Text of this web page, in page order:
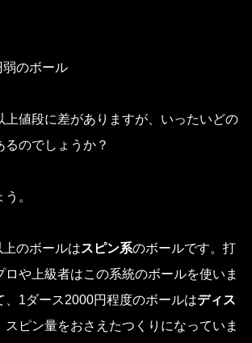
弱のボール
上値段に差がありますが、いったいどの
るのでしょうか？
。
のボールはスピン系のボールです。打
ロや上級者はこの系統のボールを使いま
、1ダース2000円程度のボールはディス
スピン量をおさえたつくりになっていま